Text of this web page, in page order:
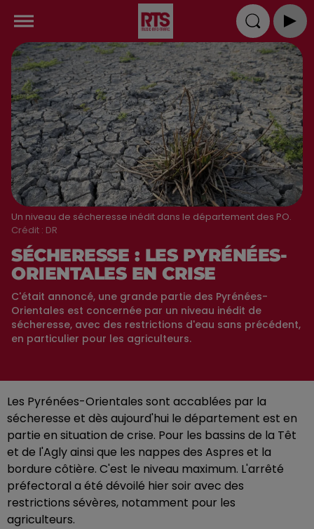
Un niveau de sécheresse inédit dans le département des PO.
Crédit : DR
SÉCHERESSE : LES PYRÉNÉES-
ORIENTALES EN CRISE
C'était annoncé, une grande partie des Pyrénées-
Orientales est concernée par un niveau inédit de
sécheresse, avec des restrictions d'eau sans précédent,
en particulier pour les agriculteurs.
Les Pyrénées-Orientales sont accablées par la
sécheresse et dès aujourd'hui le département est en
partie en situation de crise. Pour les bassins de la Têt
et de l'Agly ainsi que les nappes des Aspres et la
bordure côtière. C'est le niveau maximum. L'arrêté
préfectoral a été dévoilé hier soir avec des
restrictions sévères, notamment pour les
agriculteurs.